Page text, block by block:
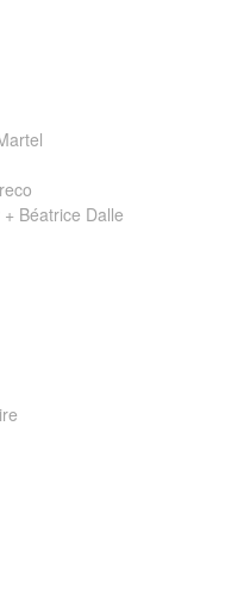
Béatrice Dalle